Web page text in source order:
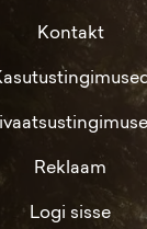
Kontakt
Reklaam
Logi sisse